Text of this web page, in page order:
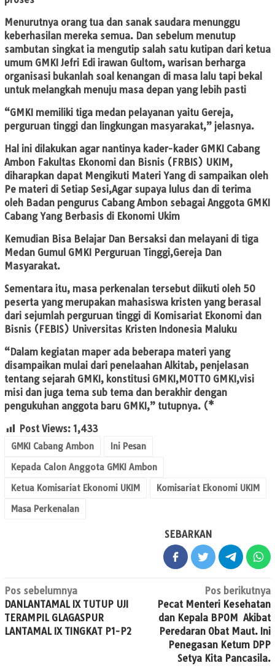
Menurutnya orang tua dan sanak saudara menunggu
keberhasilan mereka semua. Dan sebelum menutup
sambutan singkat ia mengutip salah satu kutipan dari ketua
umum GMKI Jefri Edi irawan Gultom, warisan berharga
organisasi bukanlah soal kenangan di masa lalu tapi bekal
untuk melangkah menuju masa depan yang lebih pasti
“GMKI memiliki tiga medan pelayanan yaitu Gereja,
perguruan tinggi dan lingkungan masyarakat,” jelasnya.
Hal ini dilakukan agar nantinya kader-kader GMKI Cabang
Ambon Fakultas Ekonomi dan Bisnis (FRBIS) UKIM,
diharapkan dapat Mengikuti Materi Yang di sampaikan oleh
Pe materi di Setiap Sesi,Agar supaya lulus dan di terima
oleh Badan pengurus Cabang Ambon sebagai Anggota GMKI
Cabang Yang Berbasis di Ekonomi Ukim
Kemudian Bisa Belajar Dan Bersaksi dan melayani di tiga
Medan Gumul GMKI Perguruan Tinggi,Gereja Dan
Masyarakat.
Sementara itu, masa perkenalan tersebut diikuti oleh 50
peserta yang merupakan mahasiswa kristen yang berasal
dari sejumlah perguruan tinggi di Komisariat Ekonomi dan
Bisnis (FEBIS) Universitas Kristen Indonesia Maluku
“Dalam kegiatan maper ada beberapa materi yang
disampaikan mulai dari penelaahan Alkitab, penjelasan
tentang sejarah GMKI, konstitusi GMKI,MOTTO GMKI,visi
misi dan juga tema sub tema dan berakhir dengan
pengukuhan anggota baru GMKI,” tutupnya. (*
Post Views: 1,433
GMKI Cabang Ambon
Ini Pesan
Kepada Calon Anggota GMKI Ambon
Ketua Komisariat Ekonomi UKIM
Komisariat Ekonomi UKIM
Masa Perkenalan
SEBARKAN
Navigasi
pos
Pos sebelumnya
DANLANTAMAL IX TUTUP UJI
TERAMPIL GLAGASPUR
LANTAMAL IX TINGKAT P1-P2
Pos berikutnya
Pecat Menteri Kesehatan
dan Kepala BPOM Akibat
Peredaran Obat Maut. Ini
Penegasan Ketum DPP
Setya Kita Pancasila.